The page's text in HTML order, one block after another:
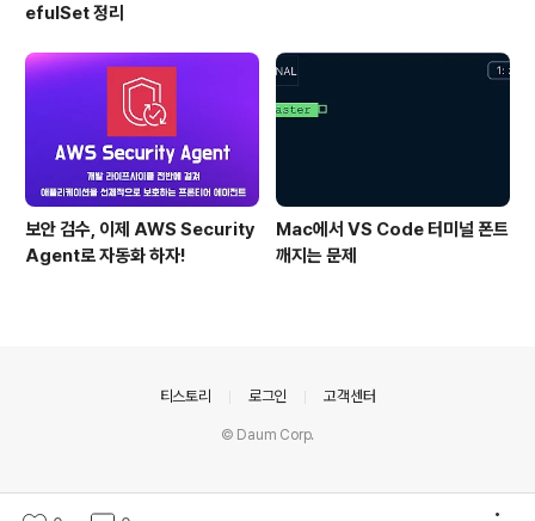
efulSet 정리
보안 검수, 이제 AWS Security
Agent로 자동화 하자!
Mac에서 VS Code 터미널 폰트
깨지는 문제
티스토리 로그인 고객센터
© Daum Corp.